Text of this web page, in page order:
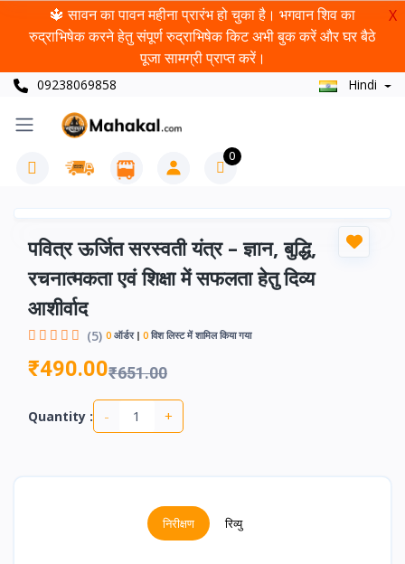
🔱 सावन का पावन महीना प्रारंभ हो चुका है। भगवान शिव का
रुद्राभिषेक करने हेतु संपूर्ण रुद्राभिषेक किट अभी बुक करें और घर बैठे
पूजा सामग्री प्राप्त करें।
X
09238069858 Hindi
0
पवित्र ऊर्जित सरस्वती यंत्र – ज्ञान, बुद्धि,
रचनात्मकता एवं शिक्षा में सफलता हेतु दिव्य
आशीर्वाद
(5) 0 ऑर्डर 0 विश लिस्ट में शामिल किया गया
₹490.00₹651.00
Quantity : - +
निरीक्षण रिव्यु